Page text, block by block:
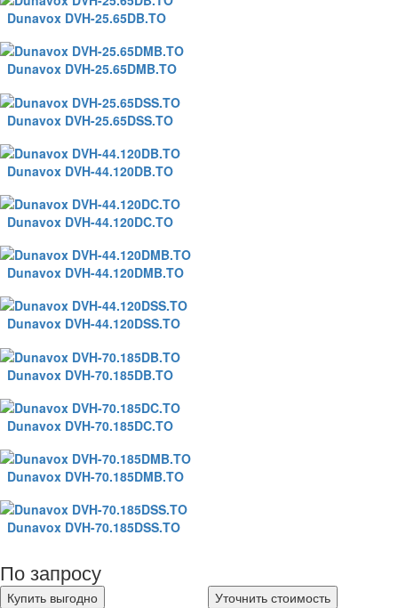
Dunavox DVH-25.65DB.TO
Dunavox DVH-25.65DMB.TO
Dunavox DVH-25.65DSS.TO
Dunavox DVH-44.120DB.TO
Dunavox DVH-44.120DC.TO
Dunavox DVH-44.120DMB.TO
Dunavox DVH-44.120DSS.TO
Dunavox DVH-70.185DB.TO
Dunavox DVH-70.185DC.TO
Dunavox DVH-70.185DMB.TO
Dunavox DVH-70.185DSS.TO
По запросу
Купить выгодно
Уточнить стоимость